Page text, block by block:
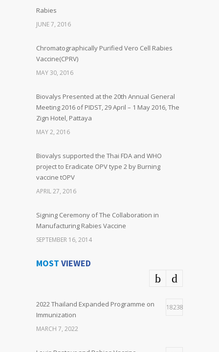
Rabies
JUNE 7, 2016
Chromatographically Purified Vero Cell Rabies
Vaccine(CPRV)
MAY 30, 2016
Biovalys Presented at the 20th Annual General
Meeting 2016 of PIDST, 29 April – 1 May 2016, The
Zign Hotel, Pattaya
MAY 2, 2016
Biovalys supported the Thai FDA and WHO
project to Eradicate OPV type 2 by Burning
vaccine tOPV
APRIL 27, 2016
Signing Ceremony of The Collaboration in
Manufacturing Rabies Vaccine
SEPTEMBER 16, 2014
MOST VIEWED
2022 Thailand Expanded Programme on
Immunization
18238
MARCH 7, 2022